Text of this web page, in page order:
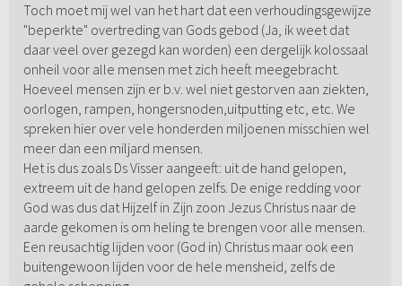
Toch moet mij wel van het hart dat een verhoudingsgewijze
"beperkte" overtreding van Gods gebod (Ja, ik weet dat
daar veel over gezegd kan worden) een dergelijk kolossaal
onheil voor alle mensen met zich heeft meegebracht.
Hoeveel mensen zijn er b.v. wel niet gestorven aan ziekten,
oorlogen, rampen, hongersnoden,uitputting etc, etc. We
spreken hier over vele honderden miljoenen misschien wel
meer dan een miljard mensen.
Het is dus zoals Ds Visser aangeeft: uit de hand gelopen,
extreem uit de hand gelopen zelfs. De enige redding voor
God was dus dat Hijzelf in Zijn zoon Jezus Christus naar de
aarde gekomen is om heling te brengen voor alle mensen.
Een reusachtig lijden voor (God in) Christus maar ook een
buitengewoon lijden voor de hele mensheid, zelfs de